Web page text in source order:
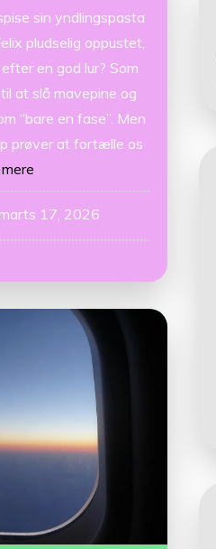
sin yndlingspasta
pludselig oppustet,
en god lur? Som
at slå mavepine og
“bare en fase”. Men
prøver at fortælle os
17, 2026